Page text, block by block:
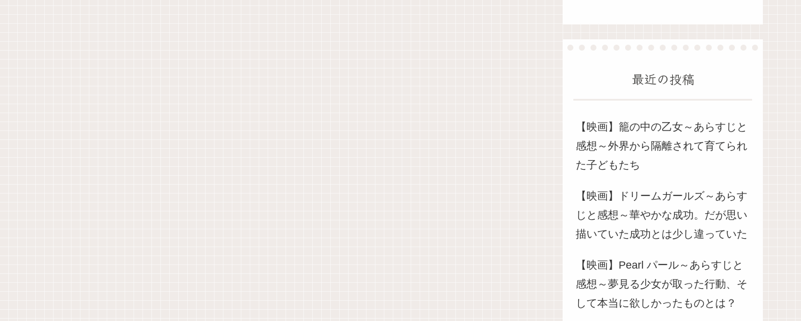
最近の投稿
【映画】籠の中の乙女～あらすじと
感想～外界から隔離されて育てられ
た子どもたち
【映画】ドリームガールズ～あらす
じと感想～華やかな成功。だが思い
描いていた成功とは少し違っていた
【映画】Pearl パール～あらすじと
感想～夢見る少女が取った行動、そ
して本当に欲しかったものとは？